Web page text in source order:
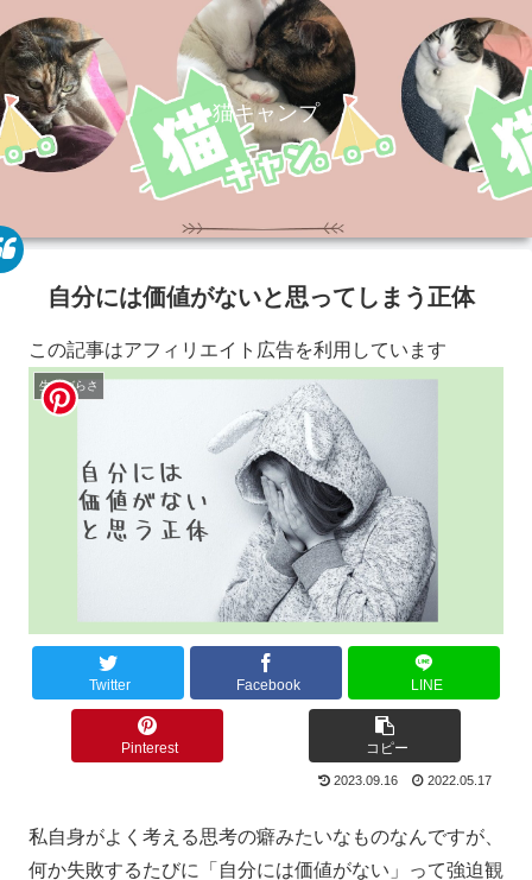
猫キャンプ
自分には価値がないと思ってしまう正体
この記事はアフィリエイト広告を利用しています
生きづらさ
Twitter Facebook LINE
Pinterest コピー
2023.09.16 2022.05.17
私自身がよく考える思考の癖みたいなものなんですが、
何か失敗するたびに「自分には価値がない」って強迫観